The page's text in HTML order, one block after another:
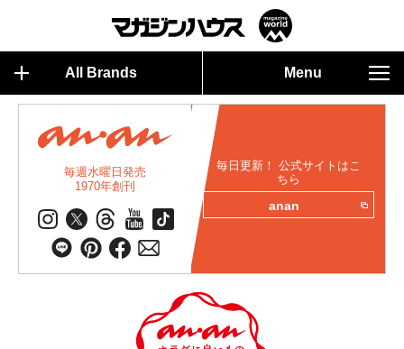
All Brands Menu
毎週水曜日発売
1970年創刊
毎日更新！ 公式サイトはこ
ちら
anan